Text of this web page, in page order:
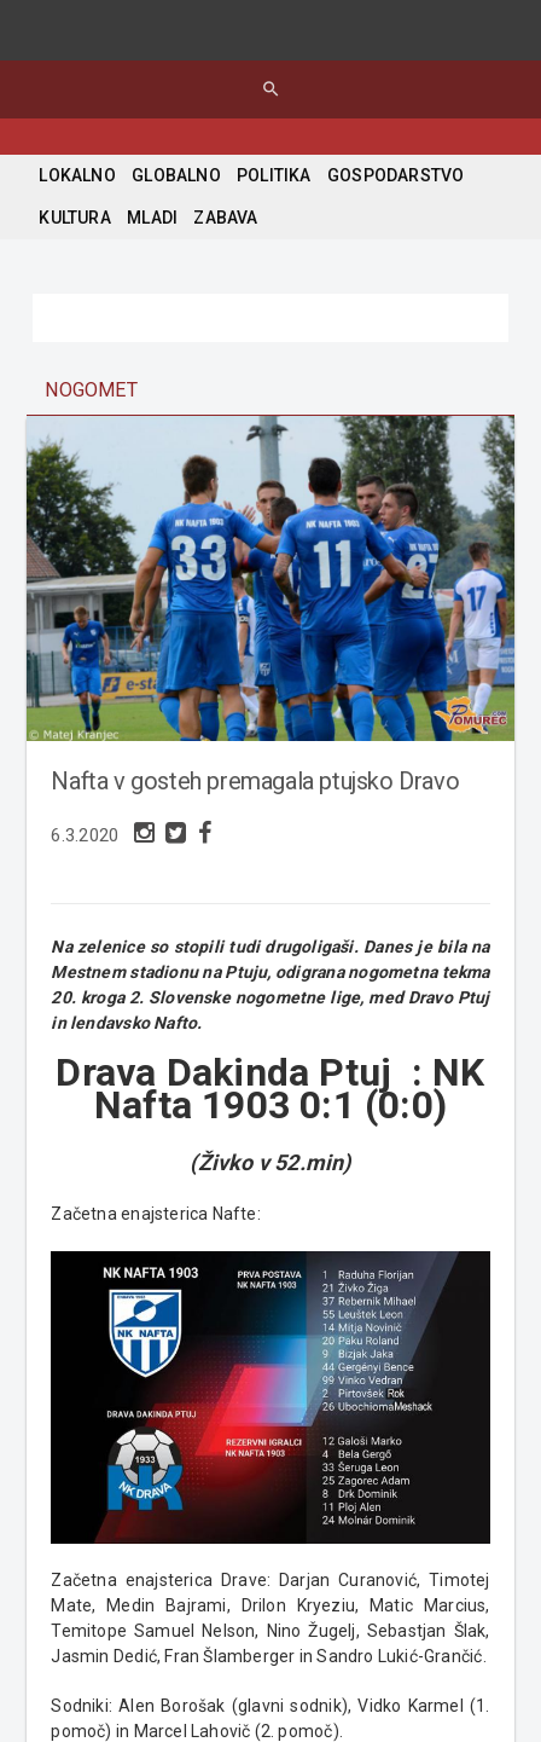
search
LOKALNO GLOBALNO POLITIKA GOSPODARSTVO
KULTURA MLADI ZABAVA
NOGOMET
Nafta v gosteh premagala ptujsko Dravo
6.3.2020
Na zelenice so stopili tudi drugoligaši. Danes je bila na
Mestnem stadionu na Ptuju, odigrana nogometna tekma
20. kroga 2. Slovenske nogometne lige, med Dravo Ptuj
in lendavsko Nafto.
Drava Dakinda Ptuj : NK
Nafta 1903 0:1 (0:0)
(Živko v 52.min)
Začetna enajsterica Nafte:
Začetna enajsterica Drave:
Darjan Curanović, Timotej
Mate, Medin Bajrami, Drilon Kryeziu, Matic Marcius,
Temitope Samuel Nelson, Nino Žugelj, Sebastjan Šlak,
Jasmin Dedić, Fran Šlamberger in Sandro Lukić-Grančić.
Sodniki: Alen Borošak (glavni sodnik), Vidko Karmel (1.
pomoč) in Marcel Lahovič (2. pomoč).